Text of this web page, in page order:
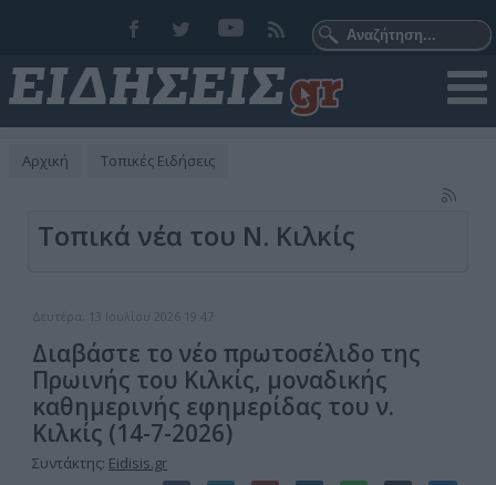
Αρχική Τοπικές Ειδήσεις
Τοπικά νέα του Ν. Κιλκίς
Δευτέρα, 13 Ιουλίου 2026 19:47
Διαβάστε το νέο πρωτοσέλιδο της
Πρωινής του Κιλκίς, μοναδικής
καθημερινής εφημερίδας του ν.
Κιλκίς (14-7-2026)
Συντάκτης: Eidisis.gr